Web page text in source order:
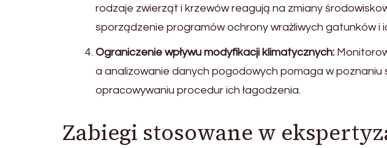
rodzaje zwierząt i krzewów reagują na zmiany
sporządzenie programów ochrony wrażliwych gatunków i
Ograniczenie wpływu modyfikacji klimatycznych:
a analizowanie danych pogodowych pomaga w poznaniu
opracowywaniu procedur ich łagodzenia.
Zabiegi stosowane w